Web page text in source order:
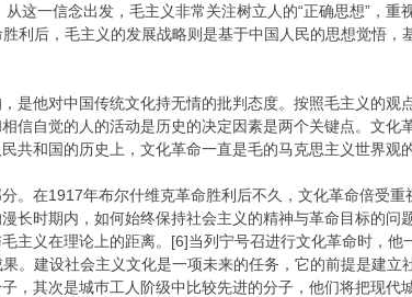
一信念出发，毛主义非常关注树立人的“正确思想”，重
利后，毛主义的发展战略则是基于中国人民的思想觉悟，
他对中国传统文化持无情的批判态度。按照毛主义的观
信自觉的人的活动是历史的决定因素是两个关键点。文化
共和国的历史上，文化革命一直是毛的马克思主义世界观
。在1917年布尔什维克革命胜利后不久，文化革命倍受重
长时期内，如何始终保持社会主义的精神与革命目标的问
主义在理论上的距离。[6]当列宁号召进行文化革命时，他
。建设社会主义文化是一项未来的任务，它的前提是建立
，其次是城巿工人阶级中比较先进的分子，他们将把现代